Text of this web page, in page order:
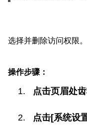
选择并删除访问权限。
操作步骤：
点击页眉处
点击[系统设